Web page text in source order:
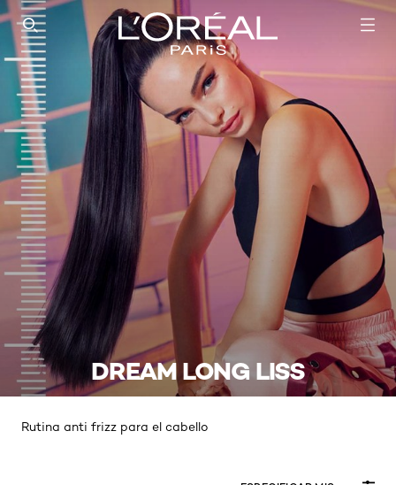
SEARCH THIS SITE
DREAM LONG LISS
Rutina anti frizz para el cabello